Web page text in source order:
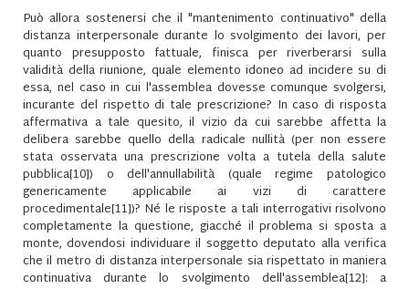
Può allora sostenersi che il "mantenimento continuativo" della
distanza interpersonale durante lo svolgimento dei lavori, per
quanto presupposto fattuale, finisca per riverberarsi sulla
validità della riunione, quale elemento idoneo ad incidere su di
essa, nel caso in cui l'assemblea dovesse comunque svolgersi,
incurante del rispetto di tale prescrizione? In caso di risposta
affermativa a tale quesito, il vizio da cui sarebbe affetta la
delibera sarebbe quello della radicale nullità (per non essere
stata osservata una prescrizione volta a tutela della salute
pubblica[10]) o dell'annullabilità (quale regime patologico
genericamente applicabile ai vizi di carattere
procedimentale[11])? Né le risposte a tali interrogativi risolvono
completamente la questione, giacché il problema si sposta a
monte, dovendosi individuare il soggetto deputato alla verifica
che il metro di distanza interpersonale sia rispettato in maniera
continuativa durante lo svolgimento dell'assemblea[12]: a